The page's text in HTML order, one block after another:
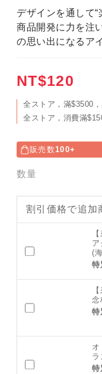
デザインを通して“
商品開発に力を注
の思い出になるア
NT$120
全ストア，滿$3500
全ストア，消費滿
販売数100+
数量
割引価格で追加
(
特
念
特
特